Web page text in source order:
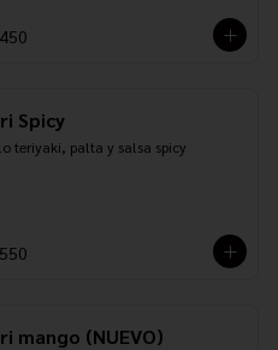
Spicy
teriyaki, palta y salsa spicy
mango (NUEVO)